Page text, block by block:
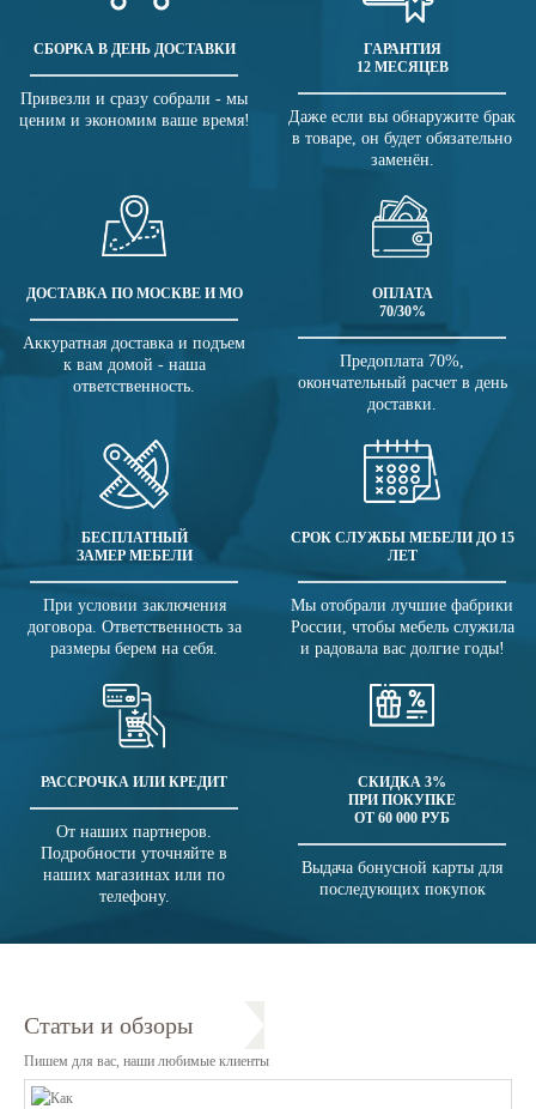
СБОРКА В ДЕНЬ ДОСТАВКИ
Привезли и сразу собрали - мы
ценим и экономим ваше время!
ГАРАНТИЯ
12 МЕСЯЦЕВ
Даже если вы обнаружите брак
в товаре, он будет обязательно
заменён.
ДОСТАВКА ПО МОСКВЕ И МО
Аккуратная доставка и подъем
к вам домой - наша
ответственность.
ОПЛАТА
70/30%
Предоплата 70%,
окончательный расчет в день
доставки.
БЕСПЛАТНЫЙ
ЗАМЕР МЕБЕЛИ
При условии заключения
договора. Ответственность за
размеры берем на себя.
СРОК СЛУЖБЫ МЕБЕЛИ ДО 15
ЛЕТ
Мы отобрали лучшие фабрики
России, чтобы мебель служила
и радовала вас долгие годы!
РАССРОЧКА ИЛИ КРЕДИТ
От наших партнеров.
Подробности уточняйте в
наших магазинах или по
телефону.
СКИДКА 3%
ПРИ ПОКУПКЕ
ОТ 60 000 РУБ
Выдача бонусной карты для
последующих покупок
Статьи и обзоры
Пишем для вас, наши любимые клиенты